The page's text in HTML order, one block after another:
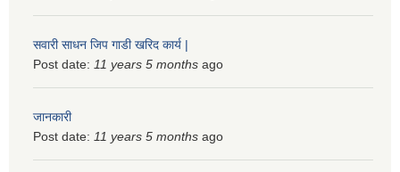
सवारी साधन जिप गाडी खरिद कार्य |
Post date: 11 years 5 months ago
जानकारी
Post date: 11 years 5 months ago